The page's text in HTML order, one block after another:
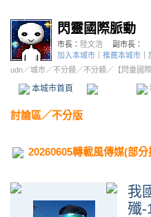
閃靈國際脈動
市長： 陸文浩
副市長：
加入本城市
推薦本城市
udn／城市／不分類 ／不分類 ／ 【閃靈國
本城市首頁
討論區／不分版
20260605轉載風傳媒(部
我
殲-